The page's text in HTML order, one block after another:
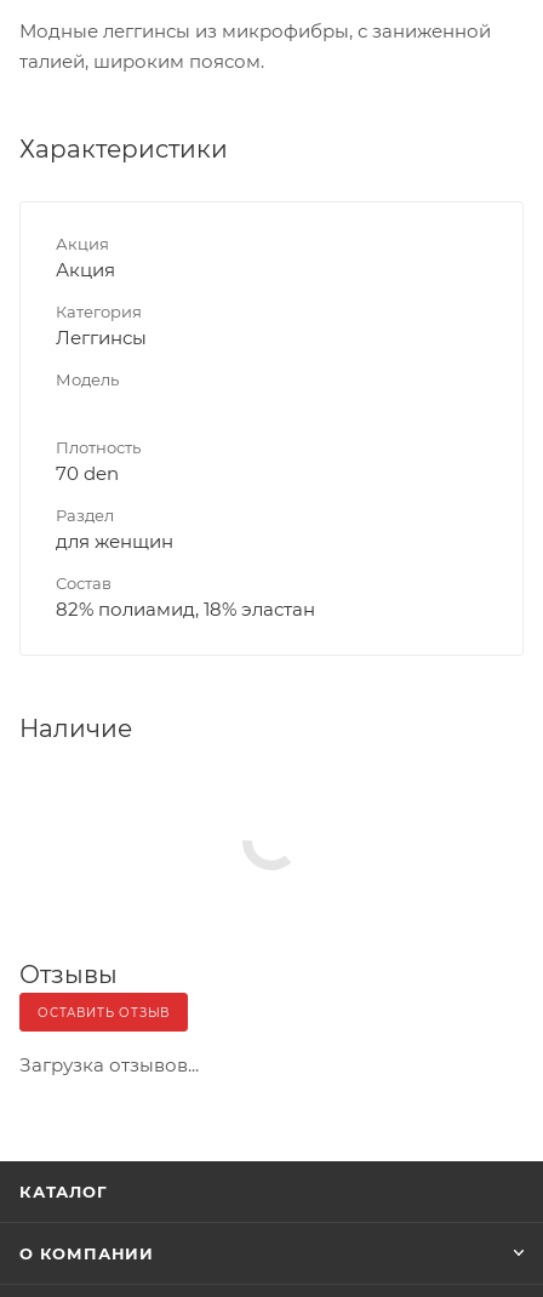
Модные леггинсы из микрофибры, с заниженной
талией, широким поясом.
Характеристики
Акция
Акция
Категория
Леггинсы
Модель
Плотность
70 den
Раздел
для женщин
Состав
82% полиамид, 18% эластан
Наличие
Отзывы
ОСТАВИТЬ ОТЗЫВ
Загрузка отзывов...
КАТАЛОГ
О КОМПАНИИ